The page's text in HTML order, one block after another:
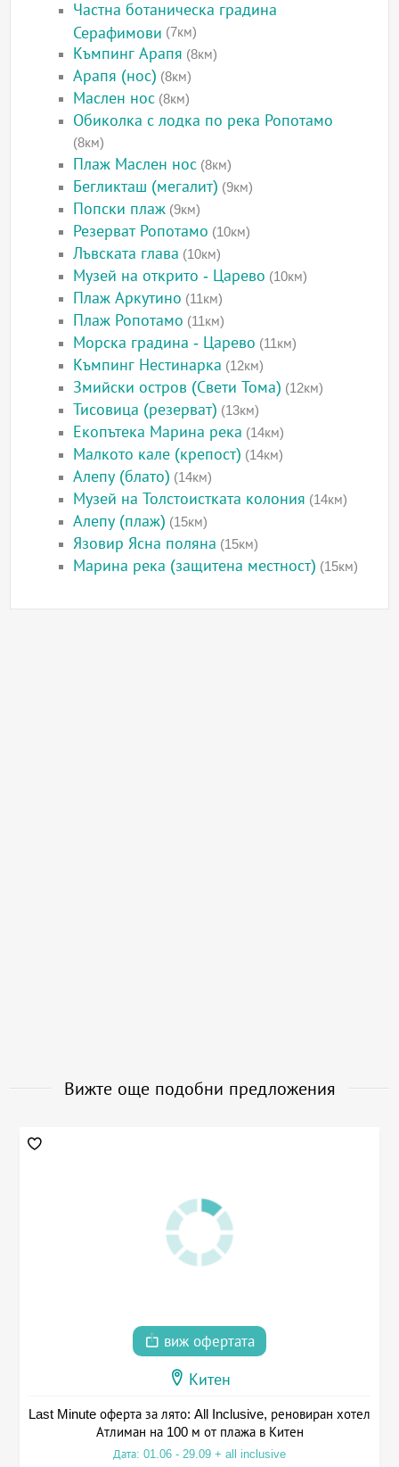
Частна ботаническа градина
Серафимови (7км)
Къмпинг Арапя (8км)
Арапя (нос) (8км)
Маслен нос (8км)
Обиколка с лодка по река Ропотамо
(8км)
Плаж Маслен нос (8км)
Бегликташ (мегалит) (9км)
Попски плаж (9км)
Резерват Ропотамо (10км)
Лъвската глава (10км)
Музей на открито - Царево (10км)
Плаж Аркутино (11км)
Плаж Ропотамо (11км)
Морска градина - Царево (11км)
Къмпинг Нестинарка (12км)
Змийски остров (Свети Тома) (12км)
Тисовица (резерват) (13км)
Екопътека Марина река (14км)
Малкото кале (крепост) (14км)
Алепу (блато) (14км)
Музей на Толстоистката колония (14км)
Алепу (плаж) (15км)
Язовир Ясна поляна (15км)
Марина река (защитена местност) (15км)
Вижте още подобни предложения
виж офертата
Китен
Last Minute оферта за лято: All Inclusive, реновиран хотел
Атлиман на 100 м от плажа в Китен
Дата: 01.06 - 29.09 + all inclusive